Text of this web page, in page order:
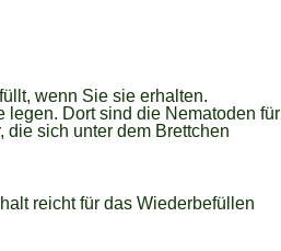
wenn Sie sie erhalten.
legen. Dort sind die Nematoden für
sich unter dem Brettchen
reicht für das Wiederbefüllen